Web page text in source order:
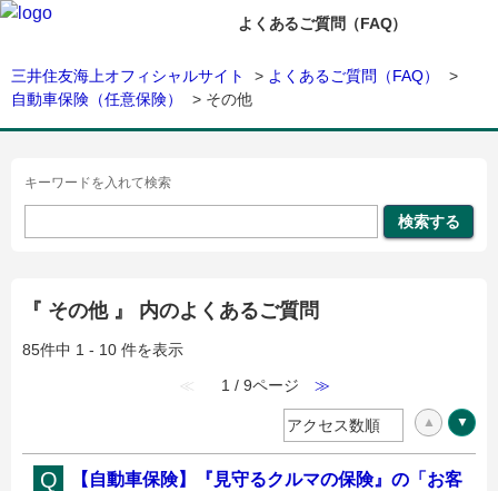
よくあるご質問（FAQ）
三井住友海上オフィシャルサイト > よくあるご質問（FAQ）
>
自動車保険（任意保険）
> その他
キーワードを入れて検索
『 その他 』 内のよくあるご質問
85件中 1 - 10 件を表示
≪
1 / 9ページ ≫
【自動車保険】『見守るクルマの保険』の「お客